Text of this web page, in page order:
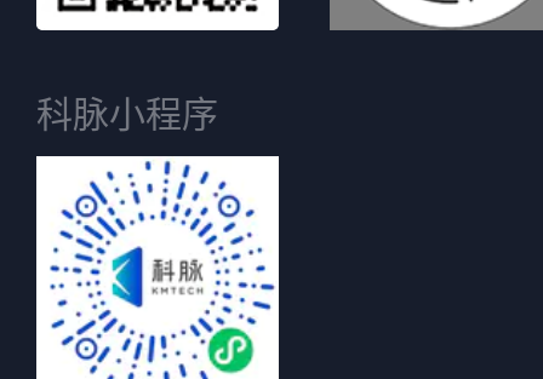
科脉小程序